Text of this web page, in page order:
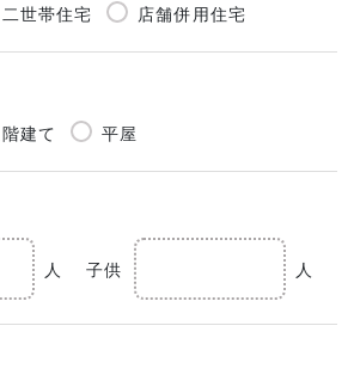
二世帯住宅 店舗併用住宅
建て 平屋
人 子供 人